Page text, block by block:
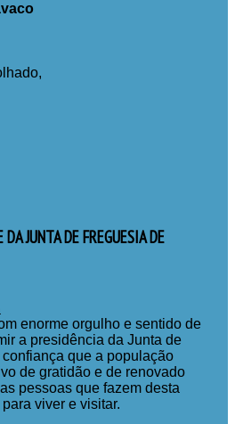
JUNTA DE FREGUESIA DE
enorme orgulho e sentido de
a presidência da Junta de
que a população
de gratidão e de renovado
pessoas que fazem desta
viver e visitar.